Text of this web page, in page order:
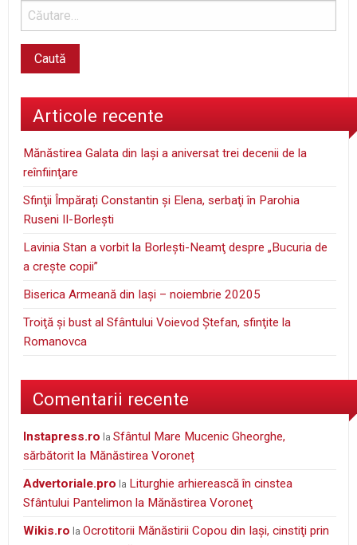
Articole recente
Mănăstirea Galata din Iaşi a aniversat trei decenii de la
reînfiinţare
Sfinţii Împărați Constantin și Elena, serbaţi în Parohia
Ruseni II-Borleşti
Lavinia Stan a vorbit la Borleşti-Neamţ despre „Bucuria de
a creşte copii”
Biserica Armeană din Iași – noiembrie 20205
Troiţă şi bust al Sfântului Voievod Ştefan, sfinţite la
Romanovca
Comentarii recente
instapress.ro laSfântul Mare Mucenic Gheorghe,
sărbătorit la Mănăstirea Voroneț
Advertoriale.pro la Liturghie arhierească în cinstea
Sfântului Pantelimon la Mănăstirea Voroneţ
wikis.ro laOcrotitorii Mănăstirii Copou din Iaşi, cinstiţi prin